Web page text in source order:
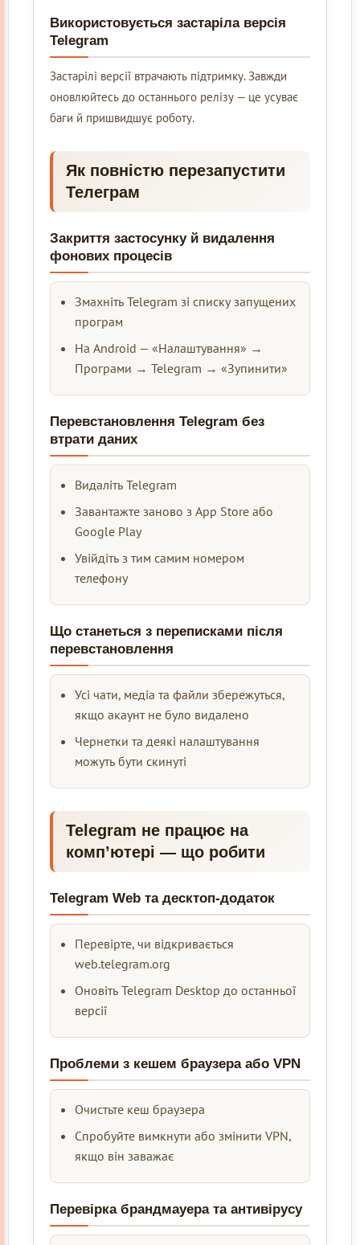
Використовується застаріла версія
Telegram
Застарілі версії втрачають підтримку. Завжди
оновлюйтесь до останнього релізу — це усуває
баги й пришвидшує роботу.
Як повністю перезапустити
Телеграм
Закриття застосунку й видалення
фонових процесів
Змахніть Telegram зі списку запущених
програм
На Android — «Налаштування» →
Програми → Telegram → «Зупинити»
Перевстановлення Telegram без
втрати даних
Видаліть Telegram
Завантажте заново з App Store або
Google Play
Увійдіть з тим самим номером
телефону
Що станеться з переписками після
перевстановлення
Усі чати, медіа та файли збережуться,
якщо акаунт не було видалено
Чернетки та деякі налаштування
можуть бути скинуті
Telegram не працює на
компʼютері — що робити
Telegram Web та десктоп-додаток
Перевірте, чи відкривається
web.telegram.org
Оновіть Telegram Desktop до останньої
версії
Проблеми з кешем браузера або VPN
Очистьте кеш браузера
Спробуйте вимкнути або змінити VPN,
якщо він заважає
Перевірка брандмауера та антивірусу